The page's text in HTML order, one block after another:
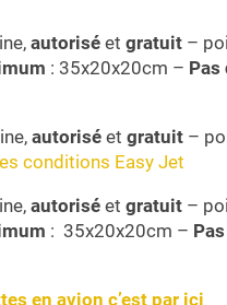
autorisé et gratuit –
: 35x20x20cm – Pas
autorisé et gratuit –
conditions Easy Jet
autorisé et gratuit –
: 35x20x20cm –
en avion c’est par ici